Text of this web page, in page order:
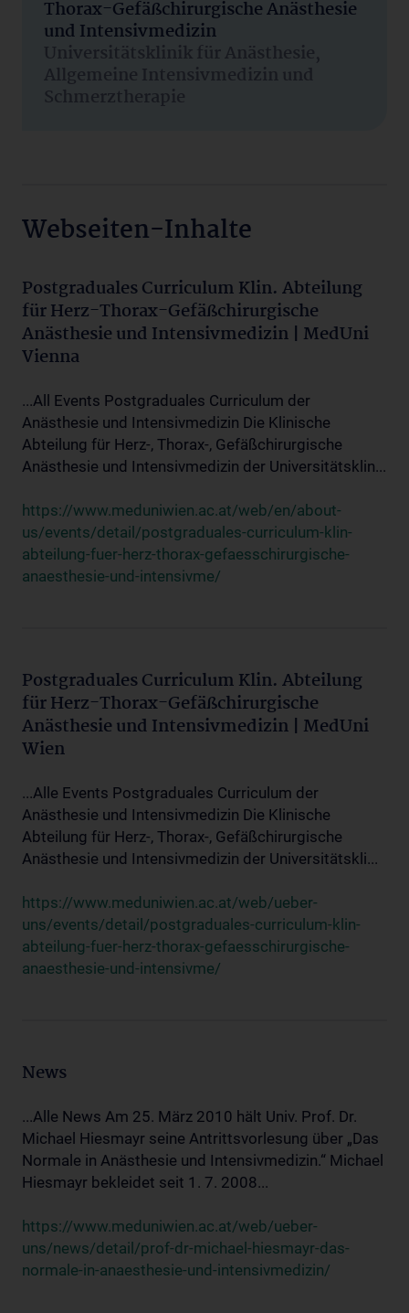
Thorax-Gefäßchirurgische Anästhesie
und Intensivmedizin
Universitätsklinik für Anästhesie,
Allgemeine Intensivmedizin und
Schmerztherapie
Webseiten-Inhalte
Postgraduales Curriculum Klin. Abteilung
für Herz-Thorax-Gefäßchirurgische
Anästhesie und Intensivmedizin | MedUni
Vienna
...All Events Postgraduales Curriculum der
Anästhesie und Intensivmedizin Die Klinische
Abteilung für Herz-, Thorax-, Gefäßchirurgische
Anästhesie und Intensivmedizin der Universitätsklin...
https://www.meduniwien.ac.at/web/en/about-
us/events/detail/postgraduales-curriculum-klin-
abteilung-fuer-herz-thorax-gefaesschirurgische-
anaesthesie-und-intensivme/
Postgraduales Curriculum Klin. Abteilung
für Herz-Thorax-Gefäßchirurgische
Anästhesie und Intensivmedizin | MedUni
Wien
...Alle Events Postgraduales Curriculum der
Anästhesie und Intensivmedizin Die Klinische
Abteilung für Herz-, Thorax-, Gefäßchirurgische
Anästhesie und Intensivmedizin der Universitätskli...
https://www.meduniwien.ac.at/web/ueber-
uns/events/detail/postgraduales-curriculum-klin-
abteilung-fuer-herz-thorax-gefaesschirurgische-
anaesthesie-und-intensivme/
News
...Alle News Am 25. März 2010 hält Univ. Prof. Dr.
Michael Hiesmayr seine Antrittsvorlesung über „Das
Normale in Anästhesie und Intensivmedizin.“ Michael
Hiesmayr bekleidet seit 1. 7. 2008...
https://www.meduniwien.ac.at/web/ueber-
uns/news/detail/prof-dr-michael-hiesmayr-das-
normale-in-anaesthesie-und-intensivmedizin/